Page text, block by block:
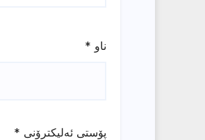
ناو *
پۆستی ئەلیکترۆنی *